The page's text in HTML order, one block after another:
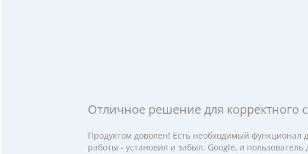
Отличное решение для корректного
Продуктом доволен! Есть необходимый функционал
работы - установил и забыл. Google, и